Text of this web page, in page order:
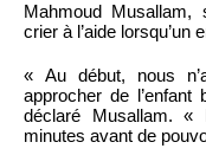
Mahmoud Musallam,
crier à l’aide lorsqu’un
« Au début, nous
approcher de
déclaré Musallam. «
minutes avant de